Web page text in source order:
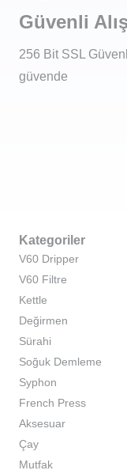
Güvenli
256 Bit SSL
güvende
Kategoriler
V60 Dripper
V60 Filtre
Kettle
Değirmen
Sürahi
Soğuk Demleme
Syphon
French Press
Aksesuar
Çay
Mutfak